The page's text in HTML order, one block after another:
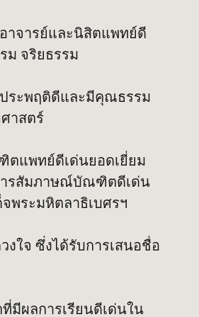
าจารย์และนิสิตแพทย์ดี
ม จริยธรรม
ระพฤติดีและมีคุณธรรม
าสตร์
ตแพทย์ดีเด่นยอดเยี่ยม
ารสัมภาษณ์บัณฑิตดีเด่น
พระมหิตลาธิเบศรฯ
งใจ ซึ่งได้รับการเสนอชื่อ
มีผลการเรียนดีเด่นใน